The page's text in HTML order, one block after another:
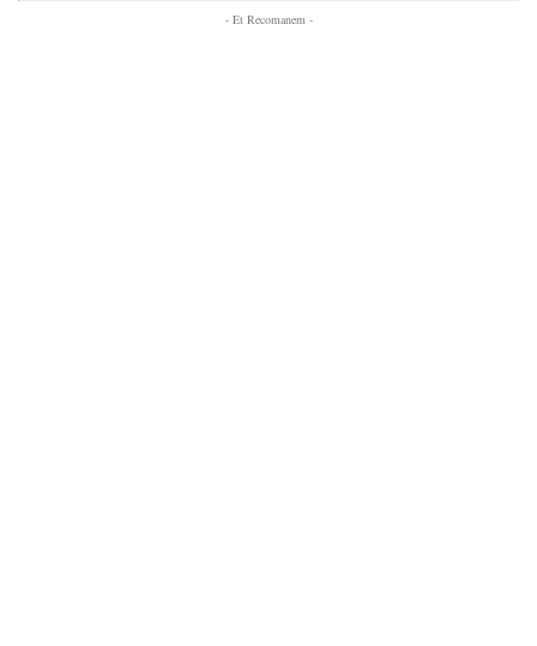
- Et Recomanem -